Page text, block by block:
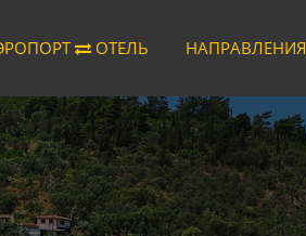
ОТЕЛЬ НАПРАВЛЕНИЯ